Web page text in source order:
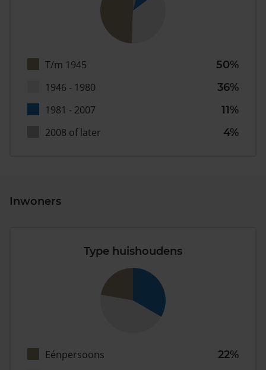
T/m 1945
50%
1946 - 1980
36%
1981 - 2007
11%
2008 of later
4%
Inwoners
Type huishoudens
Eénpersoons
22%